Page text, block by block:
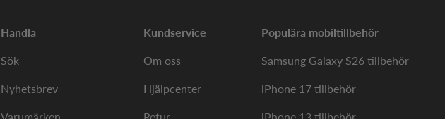
Handla
Sök
Nyhetsbrev
Kundservice
Om oss
Hjälpcenter
Populära mobiltillbehör
Samsung Galaxy S26 tillbehör
iPhone 17 tillbehör